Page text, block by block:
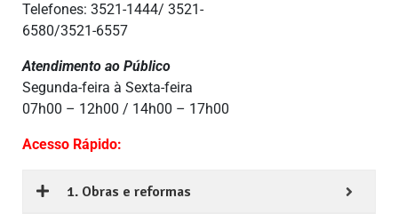
Telefones: 3521-1444/ 3521-
6580/3521-6557
Atendimento ao Público
Segunda-feira à Sexta-feira
07h00 – 12h00 / 14h00 – 17h00
Acesso Rápido:
1. Obras e reformas